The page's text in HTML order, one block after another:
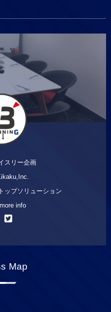
スリー企画
ップソリューション
info
Map